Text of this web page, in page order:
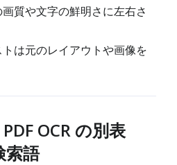
質や文字の鮮明さに左右さ
は元のレイアウトや画像を
OCR の別表
索語